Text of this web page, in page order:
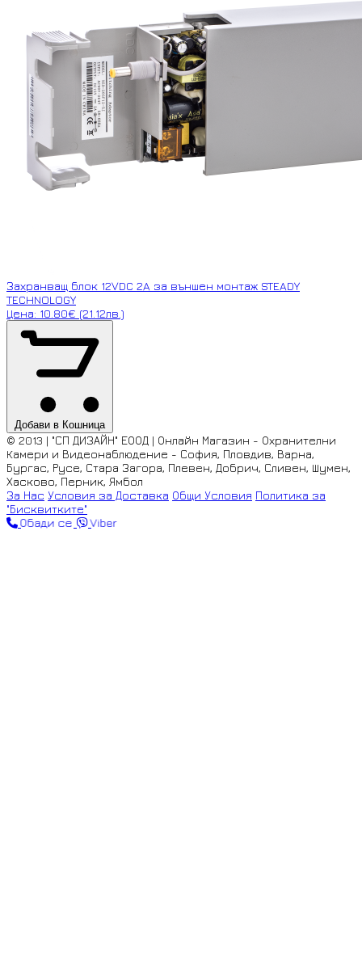
Захранващ блок 12VDC 2A за външен монтаж STEADY
TECHNOLOGY
Цена: 10.80€ (21.12лв.)
Добави в Кошница
© 2013 | "СП ДИЗАЙН" ЕООД | Онлайн Магазин - Охранителни
Камери и Видеонаблюдение - София, Пловдив, Варна,
Бургас, Русе, Стара Загора, Плевен, Добрич, Сливен, Шумен,
Хасково, Перник, Ямбол
За Нас Условия за Доставка Общи Условия Политика за
"Бисквитките"
Обади се
Viber